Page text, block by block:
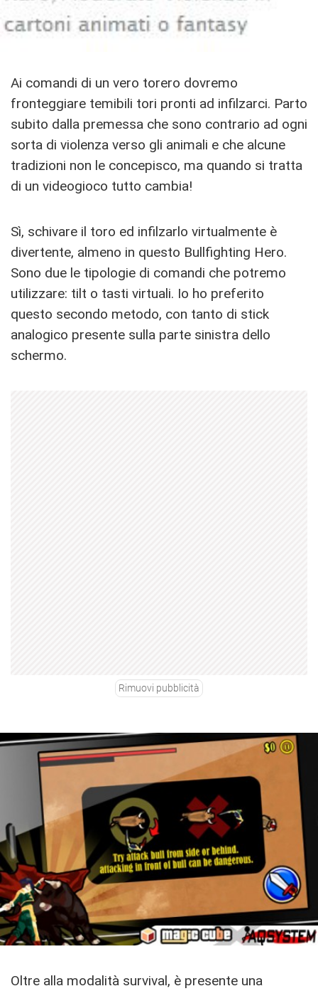
Ai comandi di un vero torero dovremo
fronteggiare temibili tori pronti ad infilzarci. Parto
subito dalla premessa che sono contrario ad ogni
sorta di violenza verso gli animali e che alcune
tradizioni non le concepisco, ma quando si tratta
di un videogioco tutto cambia!
Sì, schivare il toro ed infilzarlo virtualmente è
divertente, almeno in questo Bullfighting Hero.
Sono due le tipologie di comandi che potremo
utilizzare: tilt o tasti virtuali. Io ho preferito
questo secondo metodo, con tanto di stick
analogico presente sulla parte sinistra dello
schermo.
Rimuovi pubblicità
Oltre alla modalità survival, è presente una